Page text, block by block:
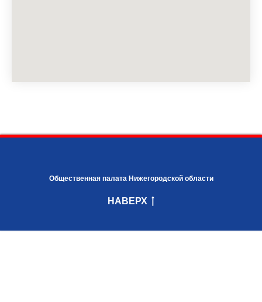
Общественная палата Нижегородской области
НАВЕРХ